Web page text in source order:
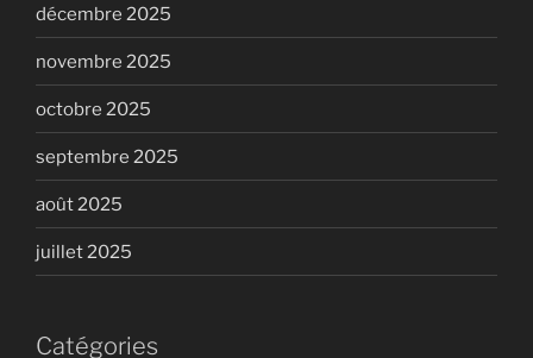
décembre 2025
novembre 2025
octobre 2025
septembre 2025
août 2025
juillet 2025
Catégories